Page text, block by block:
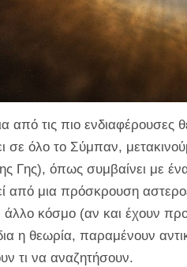
από τις πιο ενδιαφέρουσες
σε όλο το Σύμπαν,
Γης), όπως συμβαίνει με
από μια πρόσκρουση
κόσμο (αν και έχουν
η θεωρία, παραμένουν
τι να αναζητήσουν.